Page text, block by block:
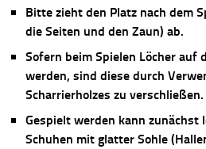
Bitte zieht den Platz nach dem
die Seiten und den Zaun) ab.
Sofern beim Spielen Löcher auf
werden, sind diese durch
Scharrierholzes zu verschließen.
Gespielt werden kann
Schuhen mit glatter Sohle